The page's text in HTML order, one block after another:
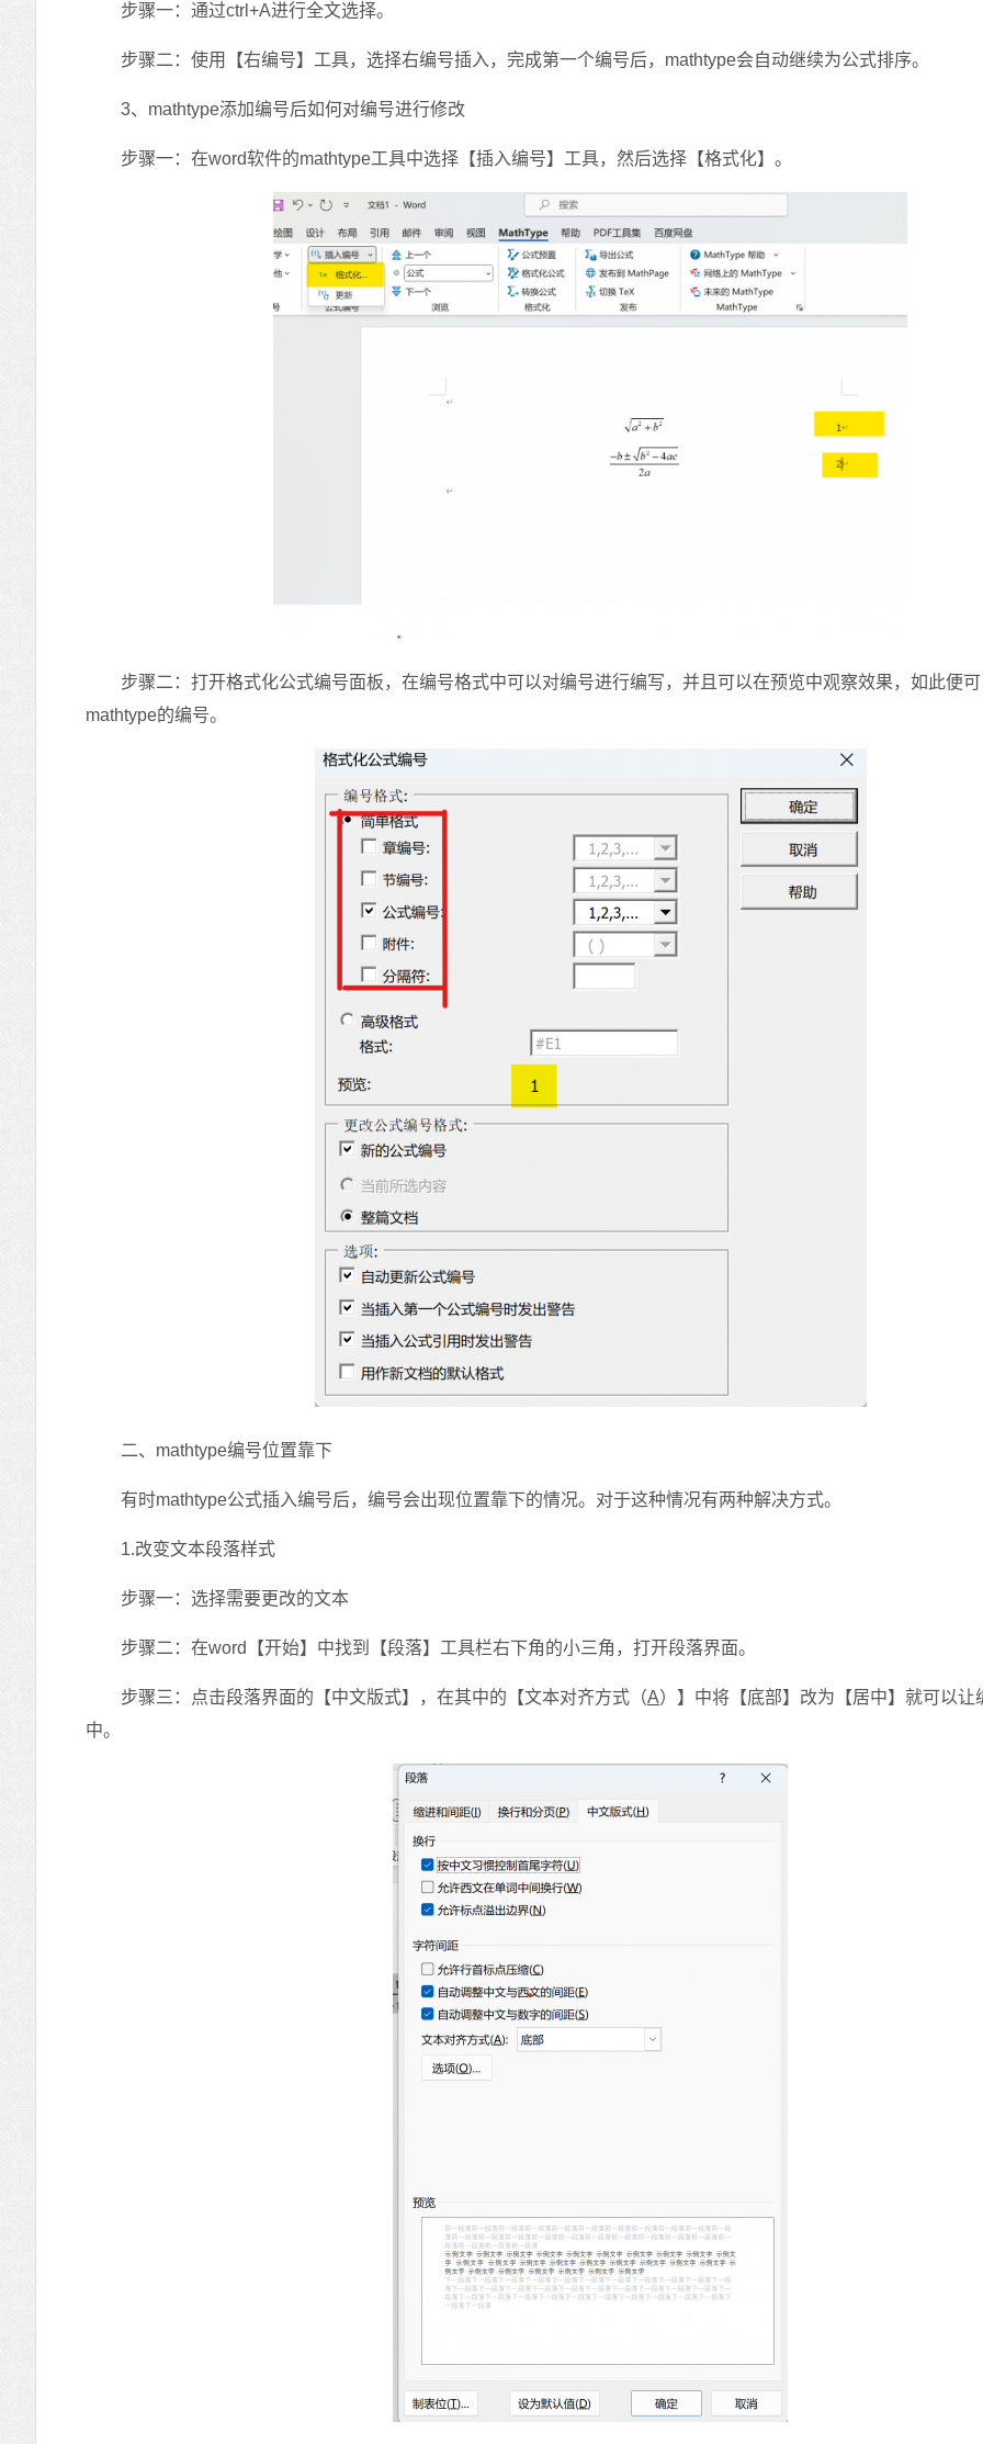
步骤一：通过ctrl+A进行全文选择。
步骤二：使用【右编号】工具，选择右编号插入，完成第一个编号后，mathtype会自动继续为公式排序。
3、mathtype添加编号后如何对编号进行修改
步骤一：在word软件的mathtype工具中选择【插入编号】工具，然后选择【格式化】。
步骤二：打开格式化公式编号面板，在编号格式中可以对编号进行编写，并且可以在预览中观察效果，如此便
mathtype的编号。
二、mathtype编号位置靠下
有时mathtype公式插入编号后，编号会出现位置靠下的情况。对于这种情况有两种解决方式。
1.改变文本段落样式
步骤一：选择需要更改的文本
步骤二：在word【开始】中找到【段落】工具栏右下角的小三角，打开段落界面。
步骤三：点击段落界面的【中文版式】，在其中的【文本对齐方式（A）】中将【底部】改为【居中】就可以让
中。